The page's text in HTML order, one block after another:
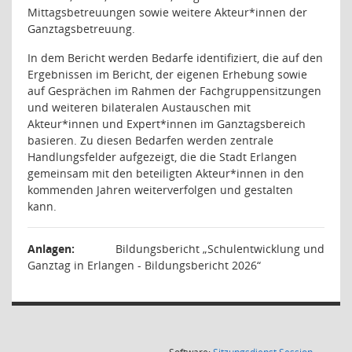
Mittagsbetreuungen sowie weitere Akteur*innen der
Ganztagsbetreuung.
In dem Bericht werden Bedarfe identifiziert, die auf den
Ergebnissen im Bericht, der eigenen Erhebung sowie
auf Gesprächen im Rahmen der Fachgruppensitzungen
und weiteren bilateralen Austauschen mit
Akteur*innen und Expert*innen im Ganztagsbereich
basieren. Zu diesen Bedarfen werden zentrale
Handlungsfelder aufgezeigt, die die Stadt Erlangen
gemeinsam mit den beteiligten Akteur*innen in den
kommenden Jahren weiterverfolgen und gestalten
kann.
Anlagen:
Bildungsbericht „Schulentwicklung und
Ganztag in Erlangen - Bildungsbericht 2026“